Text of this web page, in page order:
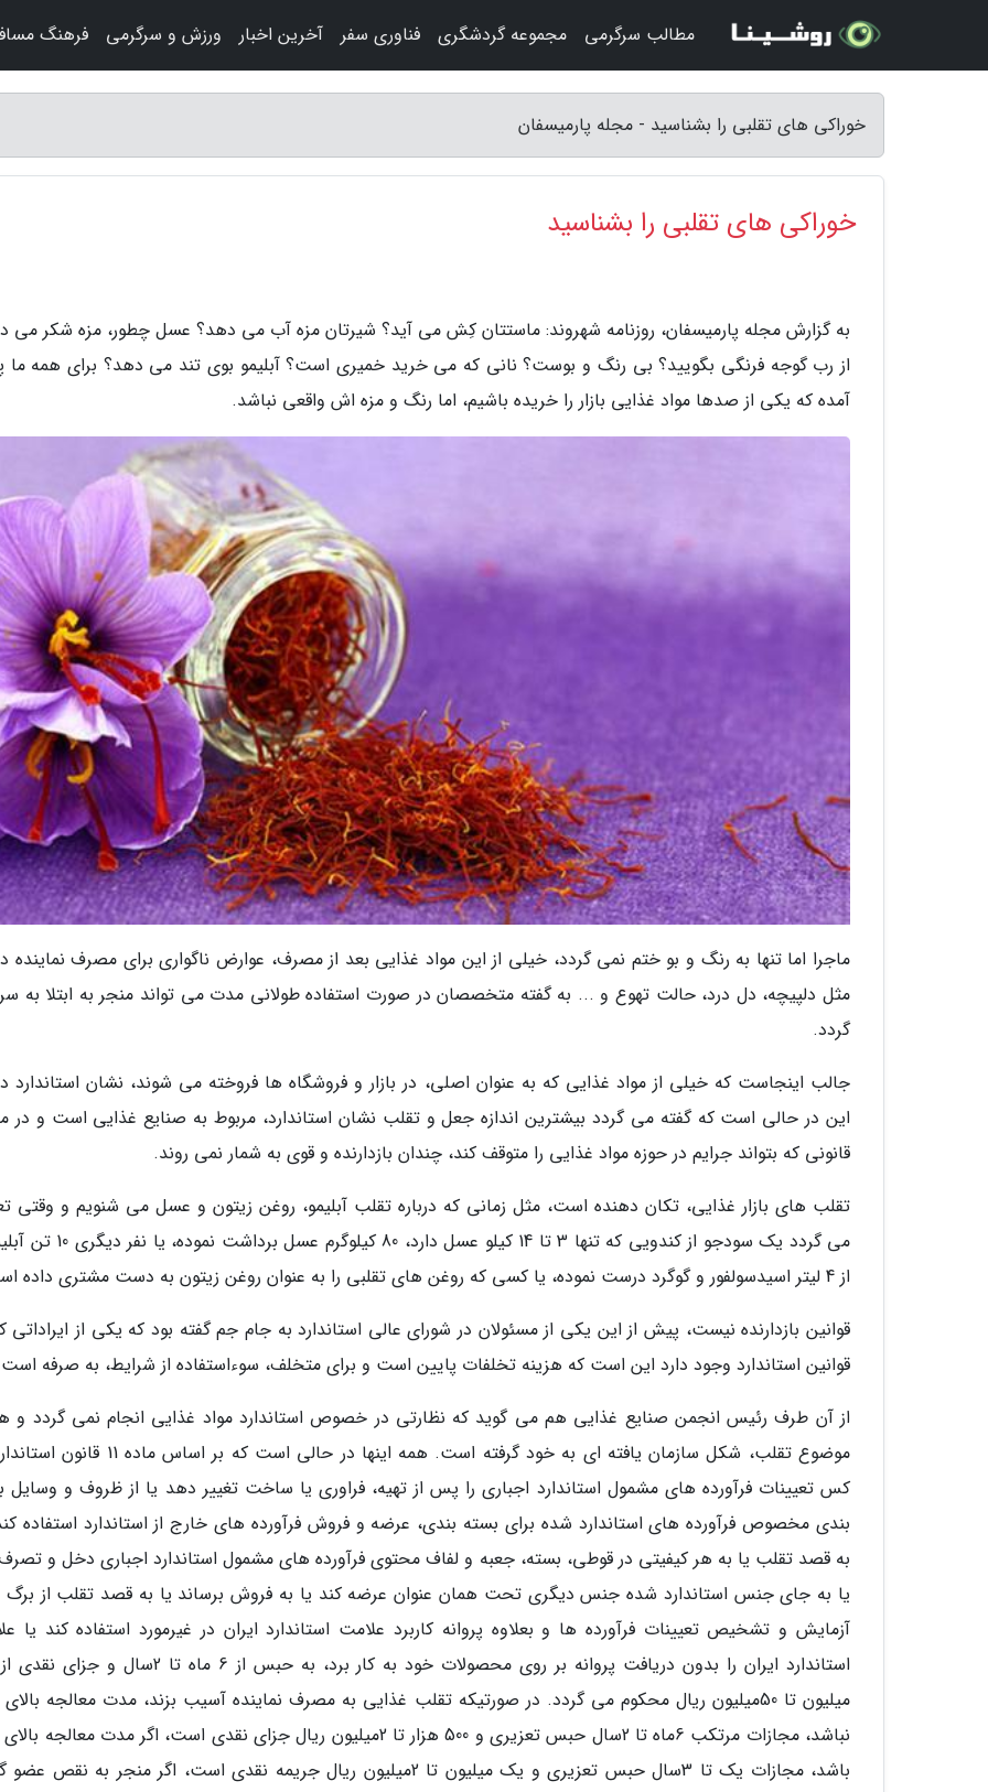
خوراکی های تقلبی را بشناسید - مجله پارمیسفان
خوراکی های تقلبی را بشناسید
به گزارش مجله پارمیسفان، روزنامه شهروند: ماستتان کِش می آید؟ شیرتان مزه آب می دهد؟ عسل چطور، مزه شکر می
از رب گوجه فرنگی بگویید؟ بی رنگ و بوست؟ نانی که می خرید خمیری است؟ آبلیمو بوی تند می دهد؟ برای همه
آمده که یکی از صدها مواد غذایی بازار را خریده باشیم، اما رنگ و مزه اش واقعی نباشد.
ماجرا اما تنها به رنگ و بو ختم نمی گردد، خیلی از این مواد غذایی بعد از مصرف، عوارض ناگواری برای مصرف نماینده
مثل دلپیچه، دل درد، حالت تهوع و ... به گفته متخصصان در صورت استفاده طولانی مدت می تواند منجر به ابتلا به
گردد.
جالب اینجاست که خیلی از مواد غذایی که به عنوان اصلی، در بازار و فروشگاه ها فروخته می شوند، نشان استاندارد
این در حالی است که گفته می گردد بیشترین اندازه جعل و تقلب نشان استاندارد، مربوط به صنایع غذایی است و در
قانونی که بتواند جرایم در حوزه مواد غذایی را متوقف کند، چندان بازدارنده و قوی به شمار نمی روند.
تقلب های بازار غذایی، تکان دهنده است، مثل زمانی که درباره تقلب آبلیمو، روغن زیتون و عسل می شنویم و وقتی
می گردد یک سودجو از کندویی که تنها 3 تا 14 کیلو عسل دارد، 80
از 4 لیتر اسیدسولفور و گوگرد درست نموده، یا کسی که روغن های تقلبی را به عنوان روغن زیتون به دست مشتری داده است.
قوانین بازدارنده نیست، پیش از این یکی از مسئولان در شورای عالی استاندارد به جام جم گفته بود که یکی از ایراداتی
قوانین استاندارد وجود دارد این است که هزینه تخلفات پایین است و برای متخلف، سوءاستفاده از شرایط، به صرفه
از آن طرف رئیس انجمن صنایع غذایی هم می گوید که نظارتی در خصوص استاندارد مواد غذایی انجام نمی گردد و
موضوع تقلب، شکل سازمان یافته ای به خود گرفته است. همه اینها در حالی است که بر
کس تعیینات فرآورده های مشمول استاندارد اجباری را پس از تهیه، فراوری یا ساخت تغییر دهد یا از ظروف و وسایل
بندی مخصوص فرآورده های استاندارد شده برای بسته بندی، عرضه و فروش فرآورده های خارج از استاندارد استفاده
به قصد تقلب یا به هر کیفیتی در قوطی، بسته، جعبه و لفاف محتوی فرآورده های مشمول استاندارد اجباری دخل و
یا به جای جنس استاندارد شده جنس دیگری تحت همان عنوان عرضه کند یا به فروش برساند یا به قصد تقلب از
آزمایش و تشخیص تعیینات فرآورده ها و بعلاوه پروانه کاربرد علامت استاندارد ایران در غیرمورد استفاده کند یا
استاندارد ایران را بدون دریافت پروانه بر روی محصولات خود به کار برد، به حبس از 6 ماه تا
باشد، مجازات یک تا 3سال حبس تعزیری و یک میلیون تا 2میلیون ریال جریمه نقدی است، اگر منجر به نقص
مطالب سرگرمی مجموعه گردشگری فناوری سفر آخرین اخبار ورزش و سرگرمی فرهنگ